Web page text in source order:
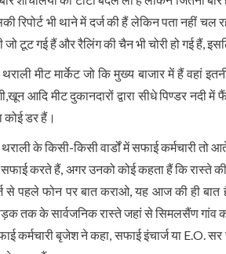
रिपोर्ट भी थाने में दर्ज की हैं लेकिन पता नहीं
जो टूट गई हैं और रैलिंग की चैन भी चोरी हो गई हैं,
मीट मार्केट जो कि मुख्य बाजार में हैं वहां
आदि मीट दुकानदारों द्वारा सीधे पिण्डर नदी
कोई डर हैं।
के किसी-किसी वार्डों में सफाई कर्मचारी तो
सफाई करते हैं, अगर उनको कोई कहता हैं कि रास्ते
से पहले फोन पर बात कराओ, यह आज की ही बात
तक के सार्वजनिक रास्ते जहां से सिमलसैंण गांव
कर्मचारी बृजेश ने कहा, सफाई इंचार्ज या E.O.